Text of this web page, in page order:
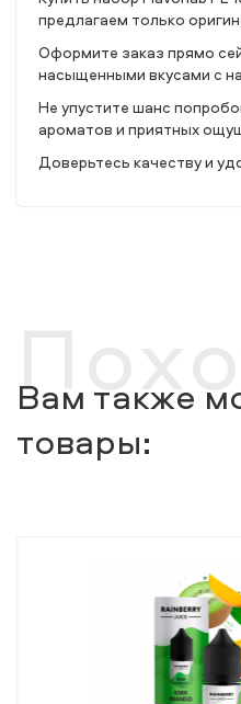
предлагаем только
Оформите заказ прямо
насыщенными вкусами с
Не упустите шанс
ароматов и приятных
Доверьтесь качеству и
Вам также
товары: